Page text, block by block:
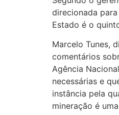
direcionada
Estado é o
Marcelo Tunes,
comentários
Agência
necessárias e
instância pela
mineração é